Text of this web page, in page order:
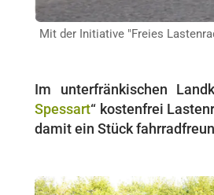
Mit der Initiative "Freies
Im unterfränkischen
Spessart“ kostenfrei
damit ein Stück